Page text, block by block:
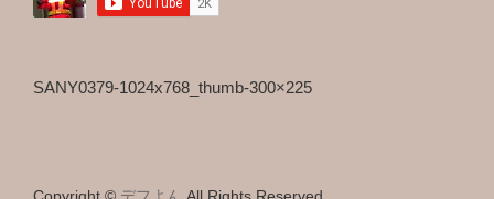
SANY0379-1024x768_thumb-300×225